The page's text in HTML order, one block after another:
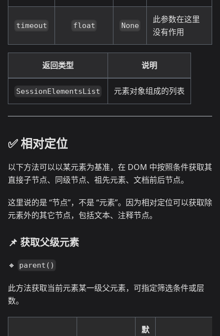
timeout float None
此参数在这里
没有作用
返回类型 说明
SessionElementsList 元素对象组成的列表
✅️️ 相对定位
以下方法可以以某元素为基准，在 DOM 中按照条件获取其
直接子节点、同级节点、祖先元素、文档前后节点。
这里说的是 “节点”，不是 “元素”。因为相对定位可以获取除
元素外的其它节点，包括文本、注释节点。
📌 获取父级元素
🔸 parent()
此方法获取当前元素某一级父元素，可指定筛选条件或层
数。
默